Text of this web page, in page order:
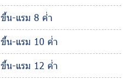
ขึ้น-แรม 8 ค่ำ
ขึ้น-แรม 10 ค่ำ
ขึ้น-แรม 12 ค่ำ